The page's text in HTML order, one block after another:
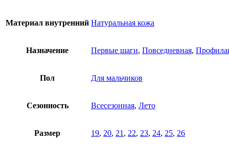
Материал внутренний Натуральная кожа
Назначение Первые шаги, Повседневная,
Пол Для мальчиков
Сезонность Всесезонная, Лето
Размер 19, 20, 21 , 22, 23, 24, 25, 26